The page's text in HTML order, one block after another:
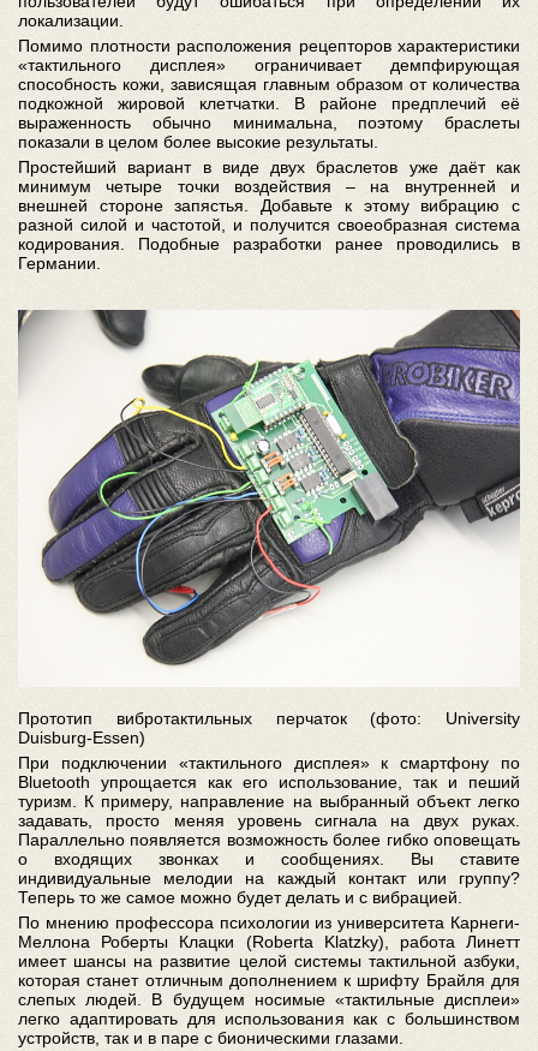
локализации.
Помимо плотности расположения рецепторов характеристики
«тактильного дисплея» ограничивает демпфирующая
способность кожи, зависящая главным образом от количества
подкожной жировой клетчатки. В районе предплечий её
выраженность обычно минимальна, поэтому браслеты
показали в целом более высокие результаты.
Простейший вариант в виде двух браслетов уже даёт как
минимум четыре точки воздействия – на внутренней и
внешней стороне запястья. Добавьте к этому вибрацию с
разной силой и частотой, и получится своеобразная система
кодирования. Подобные разработки ранее проводились в
Германии.
Прототип вибротактильных перчаток (фото: University
Duisburg-Essen)
При подключении «тактильного дисплея» к смартфону по
Bluetooth упрощается как его использование, так и пеший
туризм. К примеру, направление на выбранный объект легко
задавать, просто меняя уровень сигнала на двух руках.
Параллельно появляется возможность более гибко оповещать
о входящих звонках и сообщениях. Вы ставите
индивидуальные мелодии на каждый контакт или группу?
Теперь то же самое можно будет делать и с вибрацией.
По мнению профессора психологии из университета Карнеги-
Меллона Роберты Клацки (Roberta Klatzky), работа Линетт
имеет шансы на развитие целой системы тактильной азбуки,
которая станет отличным дополнением к шрифту Брайля для
слепых людей. В будущем носимые «тактильные дисплеи»
легко адаптировать для использования как с большинством
устройств, так и в паре с бионическими глазами.